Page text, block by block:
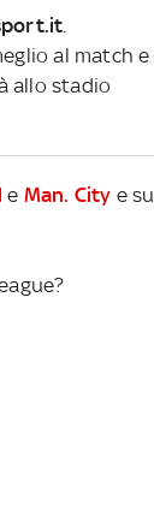
al match e
allo stadio
e Man. City e su